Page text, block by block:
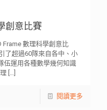
創意比賽
Frame 數理科學創意比
了超過60隊來自各中、小
伍運用各種數學幾何知識
[…]
閱讀更多